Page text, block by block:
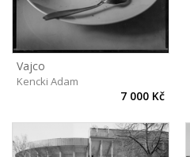
Vajco
Kencki Adam
7 000 Kč